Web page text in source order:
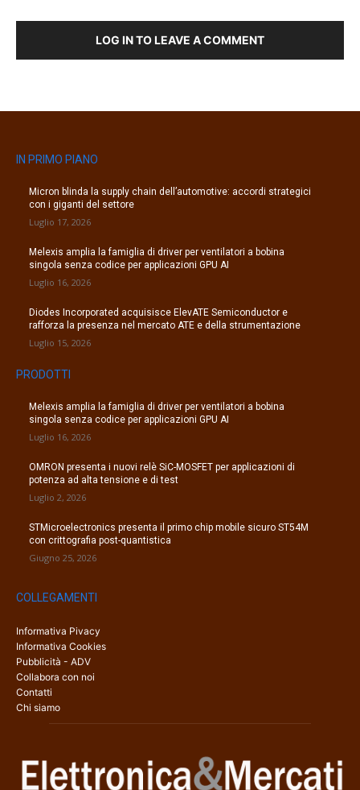
LOG IN TO LEAVE A COMMENT
IN PRIMO PIANO
Micron blinda la supply chain dell’automotive: accordi strategici
con i giganti del settore
Luglio 17, 2026
Melexis amplia la famiglia di driver per ventilatori a bobina
singola senza codice per applicazioni GPU AI
Luglio 16, 2026
Diodes Incorporated acquisisce ElevATE Semiconductor e
rafforza la presenza nel mercato ATE e della strumentazione
Luglio 15, 2026
PRODOTTI
Melexis amplia la famiglia di driver per ventilatori a bobina
singola senza codice per applicazioni GPU AI
Luglio 16, 2026
OMRON presenta i nuovi relè SiC-MOSFET per applicazioni di
potenza ad alta tensione e di test
Luglio 2, 2026
STMicroelectronics presenta il primo chip mobile sicuro ST54M
con crittografia post-quantistica
Giugno 25, 2026
COLLEGAMENTI
Informativa Pivacy
Informativa Cookies
Pubblicità - ADV
Collabora con noi
Contatti
Chi siamo